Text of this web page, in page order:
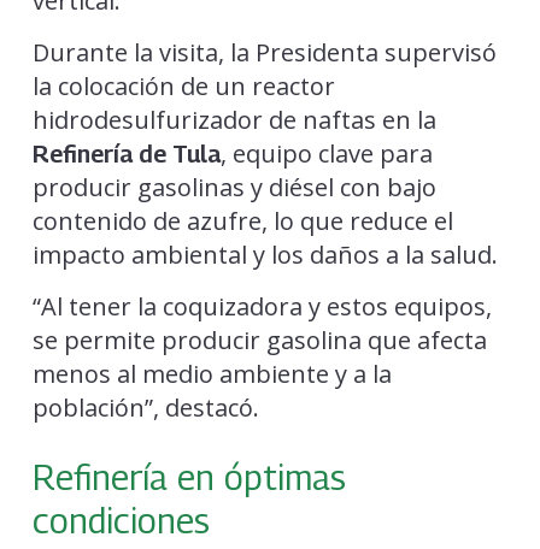
Durante la visita, la Presidenta supervisó
la colocación de un reactor
hidrodesulfurizador de naftas en la
Refinería de Tula, equipo clave para
producir gasolinas y diésel con bajo
contenido de azufre, lo que reduce el
impacto ambiental y los daños a la salud.
“Al tener la coquizadora y estos equipos,
se permite producir gasolina que afecta
menos al medio ambiente y a la
población”, destacó.
Refinería en óptimas
condiciones